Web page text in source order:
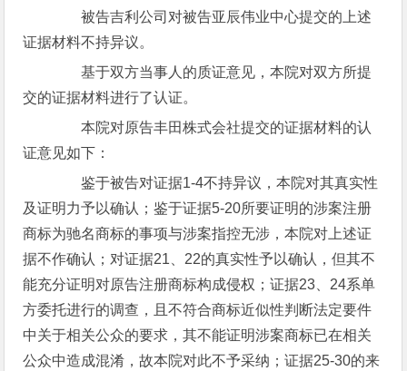
被告吉利公司对被告亚辰伟业中心提交的上述
证据材料不持异议。
基于双方当事人的质证意见，本院对双方所提
交的证据材料进行了认证。
本院对原告丰田株式会社提交的证据材料的认
证意见如下：
鉴于被告对证据1-4不持异议，本院对其真实性
及证明力予以确认；鉴于证据5-20所要证明的涉案注册
商标为驰名商标的事项与涉案指控无涉，本院对上述证
据不作确认；对证据21、22的真实性予以确认，但其不
能充分证明对原告注册商标构成侵权；证据23、24系单
方委托进行的调查，且不符合商标近似性判断法定要件
中关于相关公众的要求，其不能证明涉案商标已在相关
公众中造成混淆，故本院对此不予采纳；证据25-30的来